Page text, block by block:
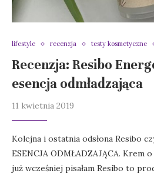
lifestyle recenzja testy kosmetyczne
Recenzja: Resibo
esencja odmładzająca
11 kwietnia 2019
Kolejna i ostatnia odsłona Resibo
ESENCJA ODMŁADZAJĄCA. Krem
już wcześniej pisałam Resibo to